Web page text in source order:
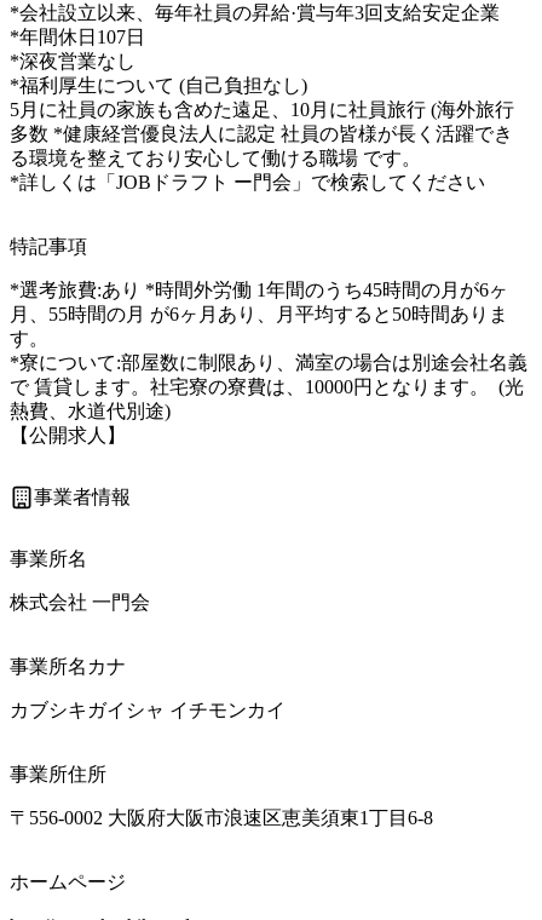
*会社設立以来、毎年社員の昇給·賞与年3回支給安定企業
*年間休日107日
*深夜営業なし
*福利厚生について (自己負担なし)
5月に社員の家族も含めた遠足、10月に社員旅行 (海外旅行
多数 *健康経営優良法人に認定 社員の皆様が長く活躍でき
る環境を整えており安心して働ける職場 です。
*詳しくは「JOBドラフト ー門会」で検索してください
特記事項
*選考旅費:あり *時間外労働 1年間のうち45時間の月が6ヶ
月、55時間の月 が6ヶ月あり、月平均すると50時間ありま
す。
*寮について:部屋数に制限あり、満室の場合は別途会社名義
で 賃貸します。社宅寮の寮費は、10000円となります。  (光
熱費、水道代別途)
【公開求人】
事業者情報
事業所名
株式会社 一門会
事業所名カナ
カブシキガイシャ イチモンカイ
事業所住所
〒556-0002 大阪府大阪市浪速区恵美須東1丁目6-8
ホームページ